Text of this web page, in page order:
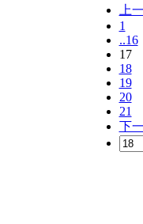
上
1
..16
17
18
19
20
21
下